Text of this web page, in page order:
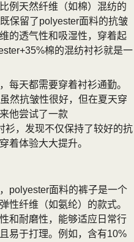
例天然纤维（如棉）混纺的
保留了polyester面料的抗皱
的透气性和吸湿性，穿着起
棉的混纺衬衫就是一
每天都需要穿着衬衫通勤。
然抗皱性很好，但在夏天穿
他尝试了一款
衫，发现不仅保持了较好的抗
着体验大大提升。
polyester面料的裤子是一个
性纤维（如氨纶）的款式。
和耐磨性，能够适应日常行
易于打理。例如，含有10%